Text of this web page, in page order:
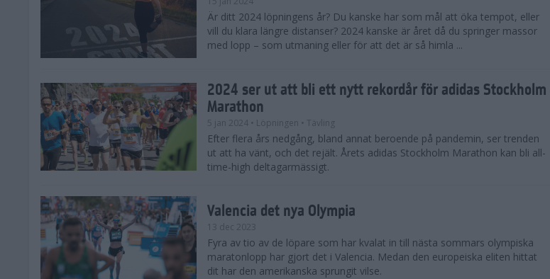
Är ditt 2024 löpningens år? Du kanske har som mål att öka tempot, eller
vill du klara längre distanser? 2024 kanske är året då du springer massor
med lopp – som utmaning eller för att det är så himla ...
2024 ser ut att bli ett nytt rekordår för adidas Stockholm
Marathon
5 jan 2024 • Löpningen • Tävling
Efter flera års nedgång, bland annat beroende på pandemin, ser trenden
ut att ha vänt, och det rejält. Årets adidas Stockholm Marathon kan bli all-
time-high deltagarmässigt.
Valencia det nya Olympia
13 dec 2023
Fyra av tio av de löpare som har kvalat in till nästa sommars olympiska
maratonlopp har gjort det i Valencia. Medan den europeiska eliten hittat
dit har den amerikanska sprungit vilse.